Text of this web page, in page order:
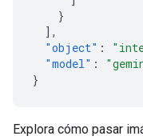
}
],
"object" :
"model" :
}
Explora cómo pasar